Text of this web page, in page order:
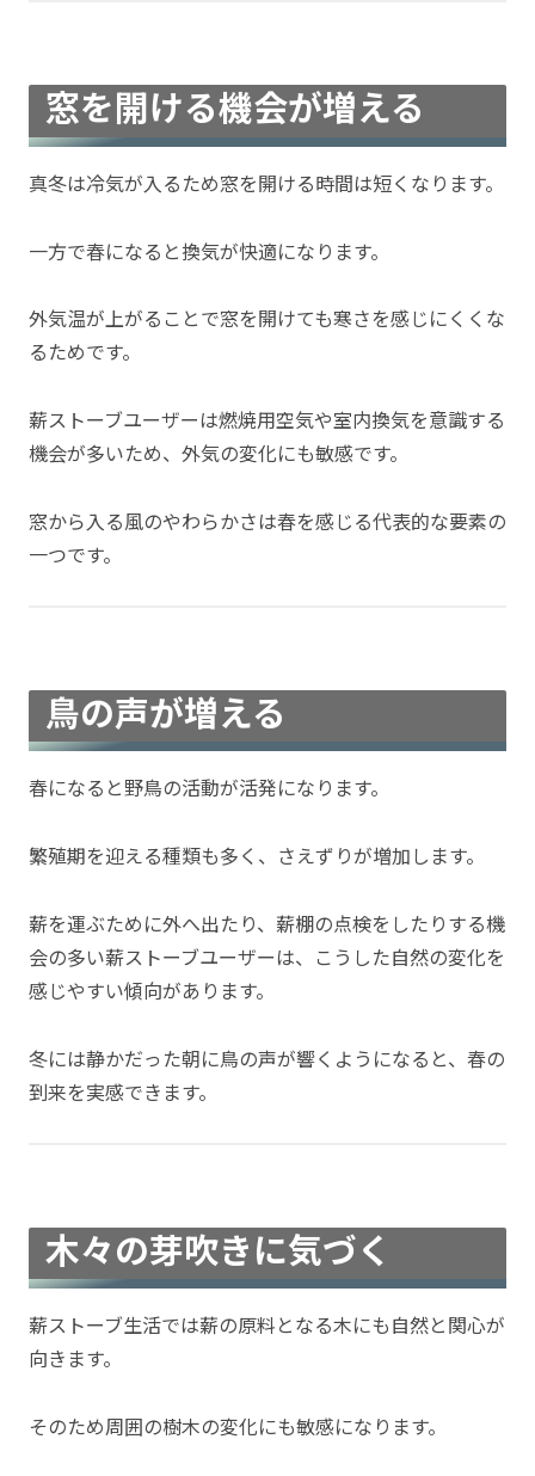
窓を開ける機会が増える
真冬は冷気が入るため窓を開ける時間は短くなります。
一方で春になると換気が快適になります。
外気温が上がることで窓を開けても寒さを感じにくくな
るためです。
薪ストーブユーザーは燃焼用空気や室内換気を意識する
機会が多いため、外気の変化にも敏感です。
窓から入る風のやわらかさは春を感じる代表的な要素の
一つです。
鳥の声が増える
春になると野鳥の活動が活発になります。
繁殖期を迎える種類も多く、さえずりが増加します。
薪を運ぶために外へ出たり、薪棚の点検をしたりする機
会の多い薪ストーブユーザーは、こうした自然の変化を
感じやすい傾向があります。
冬には静かだった朝に鳥の声が響くようになると、春の
到来を実感できます。
木々の芽吹きに気づく
薪ストーブ生活では薪の原料となる木にも自然と関心が
向きます。
そのため周囲の樹木の変化にも敏感になります。